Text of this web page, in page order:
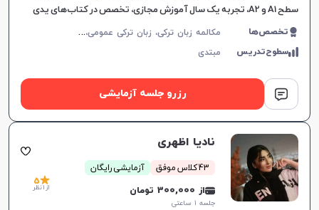
سطح A1 و A2، تجربه یک سال آموزش مجازی، تخصص در کتاب‌های یدی
ایکلیم و هیتیت، برگزاری کلاس‌های آنلاین و تلفظ.
تخصص‌ها م
کالمه زبان ترکی، زبان ترکی عمومی، زبان ترکی کودکان
سطوح‌تدریس مبتدی
رزرو جلسه آزمایشی
نادیا اظهری
43 کلاس موفق آزمایشی رایگان
از 300,000 تومان
جلسه ۱ ساعتی
5
از 1 نظر